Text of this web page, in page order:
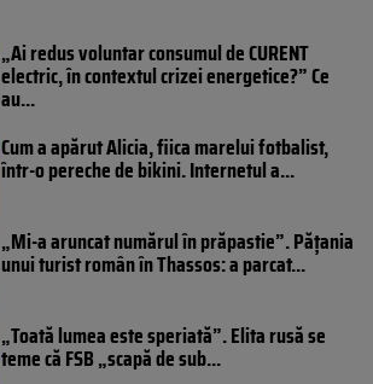
„Ai redus voluntar consumul de CURENT
electric, în contextul crizei energetice?” Ce
au...
Cum a apărut Alicia, fiica marelui fotbalist,
într-o pereche de bikini. Internetul a...
„Mi-a aruncat numărul în prăpastie”. Pățania
unui turist român în Thassos: a parcat...
„Toată lumea este speriată”. Elita rusă se
teme că FSB „scapă de sub...